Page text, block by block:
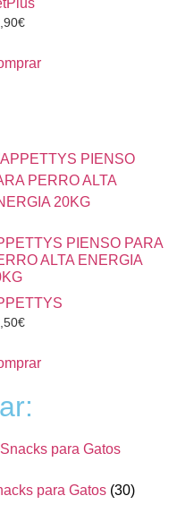
€
PIENSO PARA
ALTA ENERGIA
€
para Gatos (30)